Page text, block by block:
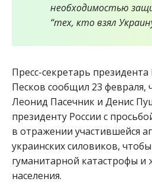
необходимостью
“тех, кто взял
Пресс-секретарь
Песков сообщил 23
Леонид Пасечник и Денис
президенту России с
в отражении участившейся
украинских силовиков,
гуманитарной катастрофы и
населения.